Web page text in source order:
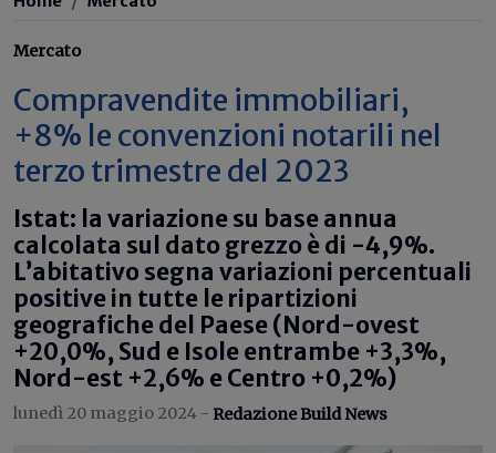
Mercato
Compravendite immobiliari,
+8% le convenzioni notarili nel
terzo trimestre del 2023
Istat: la variazione su base annua
calcolata sul dato grezzo è di -4,9%.
L’abitativo segna variazioni percentuali
positive in tutte le ripartizioni
geografiche del Paese (Nord-ovest
+20,0%, Sud e Isole entrambe +3,3%,
Nord-est +2,6% e Centro +0,2%)
lunedì 20 maggio 2024 - Redazione Build News